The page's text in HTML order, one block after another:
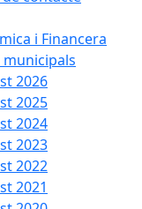
i Financera
2026
2025
2024
2023
2022
2021